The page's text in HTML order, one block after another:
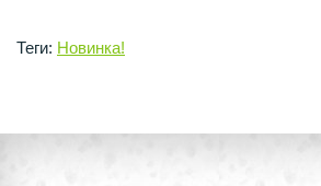
Теги: Новинка!